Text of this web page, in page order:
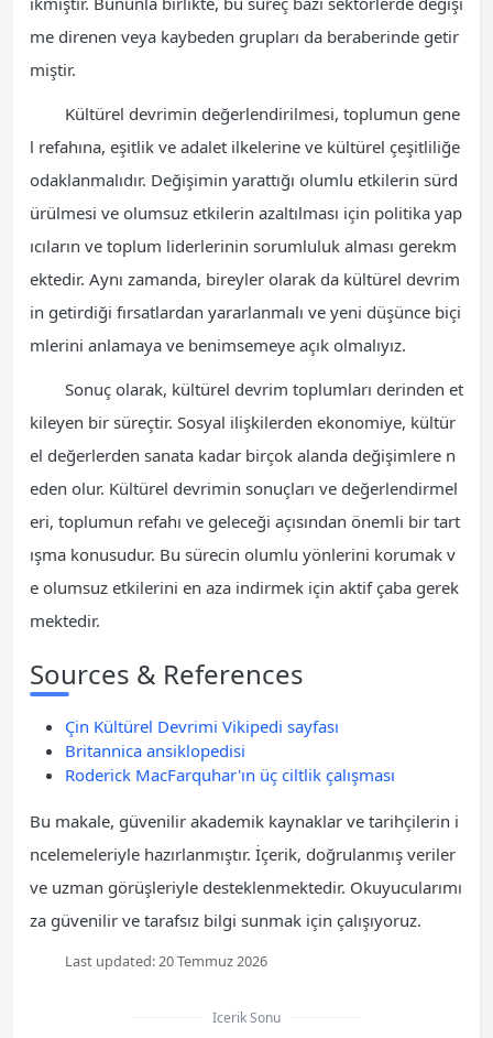
me direnen veya kaybeden grupları da beraberinde getir
miştir.
Kültürel devrimin değerlendirilmesi, toplumun gene
l refahına, eşitlik ve adalet ilkelerine ve kültürel çeşitliliğe
odaklanmalıdır. Değişimin yarattığı olumlu etkilerin sürd
ürülmesi ve olumsuz etkilerin azaltılması için politika yap
ıcıların ve toplum liderlerinin sorumluluk alması gerekm
ektedir. Aynı zamanda, bireyler olarak da kültürel devrim
in getirdiği fırsatlardan yararlanmalı ve yeni düşünce biçi
mlerini anlamaya ve benimsemeye açık olmalıyız.
Sonuç olarak, kültürel devrim toplumları derinden et
kileyen bir süreçtir. Sosyal ilişkilerden ekonomiye, kültür
el değerlerden sanata kadar birçok alanda değişimlere n
eden olur. Kültürel devrimin sonuçları ve değerlendirmel
eri, toplumun refahı ve geleceği açısından önemli bir tart
ışma konusudur. Bu sürecin olumlu yönlerini korumak v
e olumsuz etkilerini en aza indirmek için aktif çaba gerek
mektedir.
Sources & References
Çin Kültürel Devrimi Vikipedi sayfası
Britannica ansiklopedisi
Roderick MacFarquhar'ın üç ciltlik çalışması
Bu makale, güvenilir akademik kaynaklar ve tarihçilerin i
ncelemeleriyle hazırlanmıştır. İçerik, doğrulanmış veriler
ve uzman görüşleriyle desteklenmektedir. Okuyucularımı
za güvenilir ve tarafsız bilgi sunmak için çalışıyoruz.
Last updated: 20 Temmuz 2026
Icerik Sonu